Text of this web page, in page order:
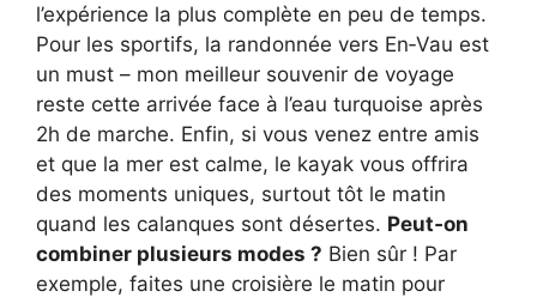
l’expérience la plus complète en peu de temps.
Pour les sportifs, la randonnée vers En‑Vau est
un must – mon meilleur souvenir de voyage
reste cette arrivée face à l’eau turquoise après
2h de marche. Enfin, si vous venez entre amis
et que la mer est calme, le kayak vous offrira
des moments uniques, surtout tôt le matin
quand les calanques sont désertes. Peut‑on
combiner plusieurs modes ? Bien sûr ! Par
exemple, faites une croisière le matin pour